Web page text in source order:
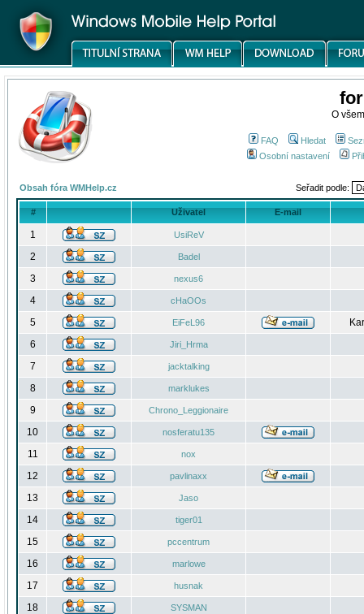
O
FAQ Hledat
Osobní nastavení
Obsah fóra WMHelp.cz Seřadit podle:
# Uživatel E-mail
1 UsiReV
2 Badel
3 nexus6
4 cHaOOs
5 EiFeL96
6
Jiri_Hrma
7 jacktalking
8 marklukes
9 Chrono_Leggionaire
10 nosferatu135
11 nox
12 pavlinaxx
13 Jaso
14 tiger01
15 pccentrum
16 marlowe
17 husnak
18 SYSMAN